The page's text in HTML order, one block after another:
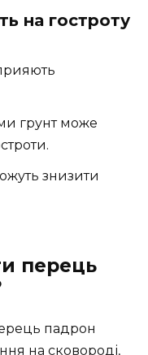
на гостроту
грунт може
знизити
перець
падрон
на сковороді,